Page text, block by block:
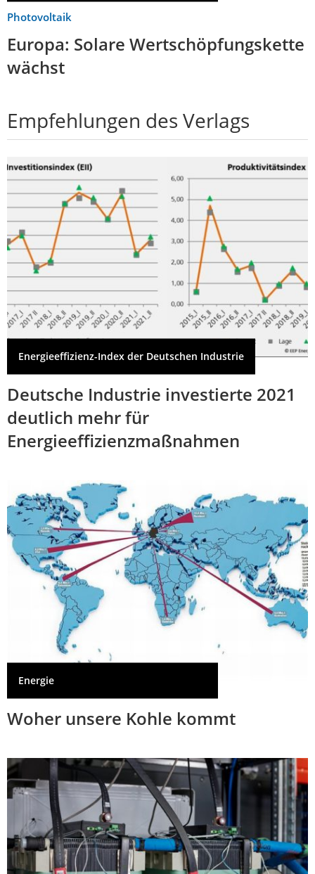
Photovoltaik
Europa: Solare Wertschöpfungskette
wächst
Empfehlungen des Verlags
Energieeffizienz-Index der Deutschen Industrie
Deutsche Industrie investierte 2021
deutlich mehr für
Energieeffizienzmaßnahmen
Energie
Woher unsere Kohle kommt